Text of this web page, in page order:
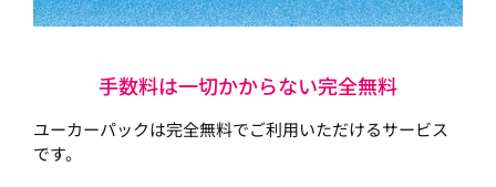
手数料は一切かからない完全無料
ユーカーパックは完全無料でご利用いただけるサービス
です。